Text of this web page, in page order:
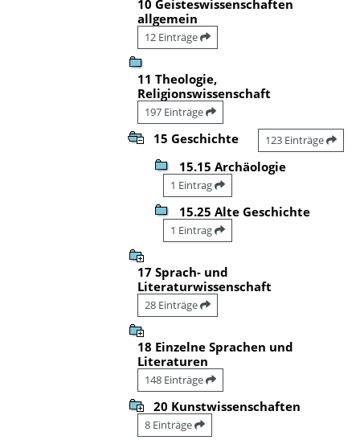
10 Geisteswissenschaften
allgemein
12 Einträge
11 Theologie,
Religionswissenschaft
197 Einträge
15 Geschichte 123 Einträge
15.15 Archäologie
1 Eintrag
15.25 Alte Geschichte
1 Eintrag
17 Sprach- und
Literaturwissenschaft
28 Einträge
18 Einzelne Sprachen und
Literaturen
148 Einträge
20 Kunstwissenschaften
8 Einträge